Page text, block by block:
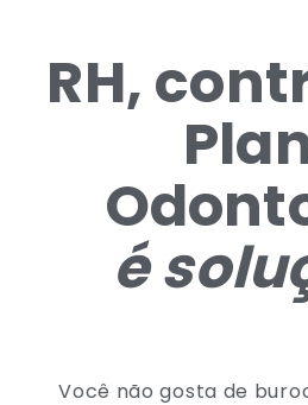
RH,
é
Você não gosta de